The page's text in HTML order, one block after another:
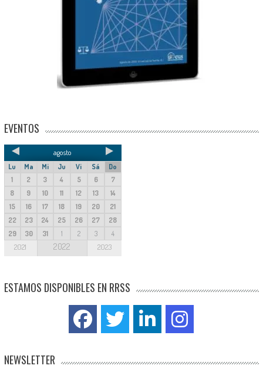
EVENTOS
agosto
Lu Ma Mi Ju Vi Sá
Do
1
2 3 4 5 6
7
8
9 10 11 12 13
14
15
16 17 18 19 20
21
22
23 24 25 26 27
28
29
30 31 1 2 3 4
2021 2022 2023
ESTAMOS DISPONIBLES EN RRSS
NEWSLETTER